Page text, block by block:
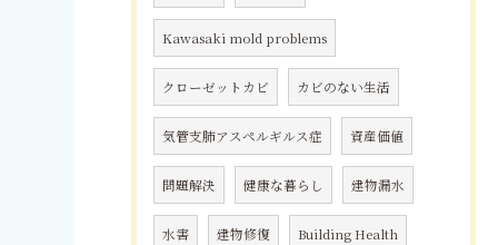
Kawasaki mold problems
クローゼットカビ カビのない生活
気管支肺アスペルギルス症 資産価値
問題解決 健康な暮らし 建物漏水
水害 建物修復 Building Health